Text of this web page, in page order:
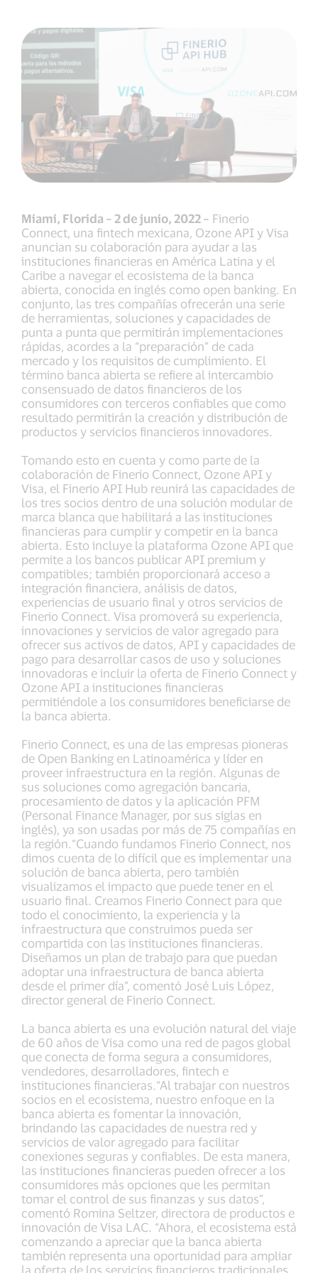
Miami, Florida – 2 de junio, 2022 – Finerio
Connect, una fintech mexicana, Ozone API y Visa
anuncian su colaboración para ayudar a las
instituciones financieras en América Latina y el
Caribe a navegar el ecosistema de la banca
abierta, conocida en inglés como open banking. En
conjunto, las tres compañías ofrecerán una serie
de herramientas, soluciones y capacidades de
punta a punta que permitirán implementaciones
rápidas, acordes a la “preparación” de cada
mercado y los requisitos de cumplimiento. El
término banca abierta se refiere al intercambio
consensuado de datos financieros de los
consumidores con terceros confiables que como
resultado permitirán la creación y distribución de
productos y servicios financieros innovadores.
Tomando esto en cuenta y como parte de la
colaboración de Finerio Connect, Ozone API y
Visa, el Finerio API Hub reunirá las capacidades de
los tres socios dentro de una solución modular de
marca blanca que habilitará a las instituciones
financieras para cumplir y competir en la banca
abierta. Esto incluye la plataforma Ozone API que
permite a los bancos publicar API premium y
compatibles; también proporcionará acceso a
integración financiera, análisis de datos,
experiencias de usuario final y otros servicios de
Finerio Connect. Visa promoverá su experiencia,
innovaciones y servicios de valor agregado para
ofrecer sus activos de datos, API y capacidades de
pago para desarrollar casos de uso y soluciones
innovadoras e incluir la oferta de Finerio Connect y
Ozone API a instituciones financieras
permitiéndole a los consumidores beneficiarse de
la banca abierta.
Finerio Connect, es una de las empresas pioneras
de Open Banking en Latinoamérica y líder en
proveer infraestructura en la región. Algunas de
sus soluciones como agregación bancaria,
procesamiento de datos y la aplicación PFM
(Personal Finance Manager, por sus siglas en
inglés), ya son usadas por más de 75 compañías en
la región.“Cuando fundamos Finerio Connect, nos
dimos cuenta de lo difícil que es implementar una
solución de banca abierta, pero también
visualizamos el impacto que puede tener en el
usuario final. Creamos Finerio Connect para que
todo el conocimiento, la experiencia y la
infraestructura que construimos pueda ser
compartida con las instituciones financieras.
Diseñamos un plan de trabajo para que puedan
adoptar una infraestructura de banca abierta
desde el primer día”, comentó José Luis López,
director general de Finerio Connect.
La banca abierta es una evolución natural del viaje
de 60 años de Visa como una red de pagos global
que conecta de forma segura a consumidores,
vendedores, desarrolladores, fintech e
instituciones financieras.“Al trabajar con nuestros
socios en el ecosistema, nuestro enfoque en la
banca abierta es fomentar la innovación,
brindando las capacidades de nuestra red y
servicios de valor agregado para facilitar
conexiones seguras y confiables. De esta manera,
las instituciones financieras pueden ofrecer a los
consumidores más opciones que les permitan
tomar el control de sus finanzas y sus datos”,
comentó Romina Seltzer, directora de productos e
innovación de Visa LAC. “Ahora, el ecosistema está
comenzando a apreciar que la banca abierta
también representa una oportunidad para ampliar
la oferta de los servicios financieros tradicionales